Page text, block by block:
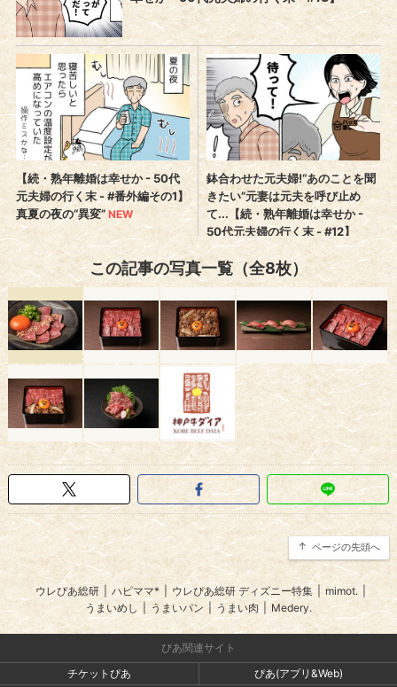
この記事の写真一覧（全8枚）
ページの先頭へ
ウレぴあ総研 ハピママ* ウレぴあ総研 ディズニー特集 mimot.
うまいめし
うまいパン | うまい肉 Medery.
ぴあ関連サイト
チケットぴあ
ぴあ(アプリ&Web)